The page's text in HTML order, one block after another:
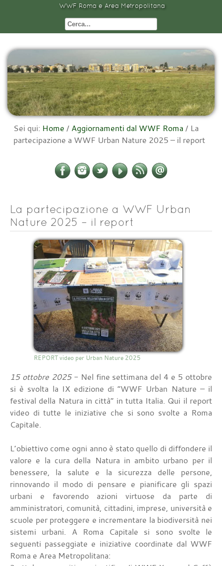
WWF Roma e Area Metropolitana
Sei qui: Home / Aggiornamenti dal WWF Roma / La
partecipazione a WWF Urban Nature 2025 – il report
La partecipazione a WWF Urban
Nature 2025 – il report
REPORT video per Urban Nature 2025
15 ottobre 2025- Nel fine settimana del 4 e 5 ottobre
si è svolta la IX edizione di “WWF Urban Nature – il
festival della Natura in città” in tutta Italia. Qui il report
video di tutte le iniziative che si sono svolte a Roma
Capitale.
L’obiettivo come ogni anno è stato quello di diffondere il
valore e la cura della Natura in ambito urbano per il
benessere, la salute e la sicurezza delle persone,
rinnovando il modo di pensare e pianificare gli spazi
urbani e favorendo azioni virtuose da parte di
amministratori, comunità, cittadini, imprese, università e
scuole per proteggere e incrementare la biodiversità nei
sistemi urbani. A Roma Capitale si sono svolte le
seguenti passeggiate e iniziative coordinate dal WWF
Roma e Area Metropolitana: